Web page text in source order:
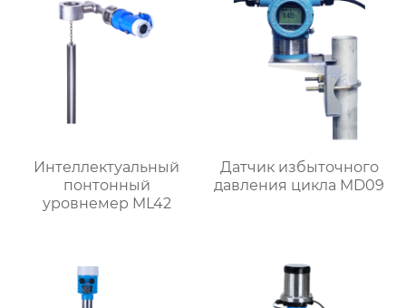
Интеллектуальный
понтонный
уровнемер ML42
Датчик избыточного
давления цикла MD09